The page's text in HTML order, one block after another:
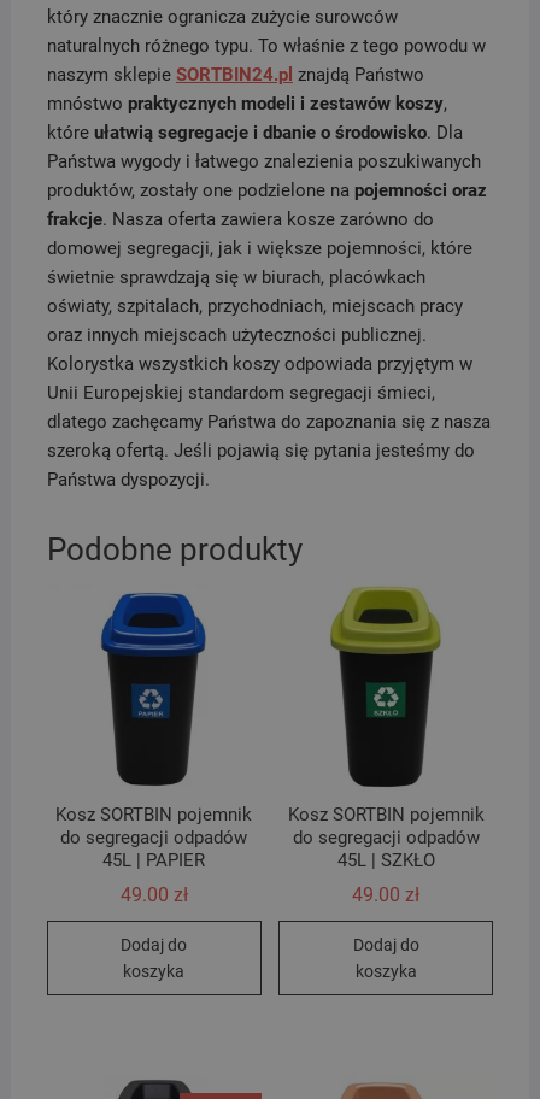
który znacznie ogranicza zużycie surowców
naturalnych różnego typu. To właśnie z tego powodu w
naszym sklepie SORTBIN24.pl znajdą Państwo
mnóstwo praktycznych modeli i zestawów koszy,
które ułatwią segregacje i dbanie o środowisko. Dla
Państwa wygody i łatwego znalezienia poszukiwanych
produktów, zostały one podzielone na pojemności oraz
frakcje. Nasza oferta zawiera kosze zarówno do
domowej segregacji, jak i większe pojemności, które
świetnie sprawdzają się w biurach, placówkach
oświaty, szpitalach, przychodniach, miejscach pracy
oraz innych miejscach użyteczności publicznej.
Kolorystka wszystkich koszy odpowiada przyjętym w
Unii Europejskiej standardom segregacji śmieci,
dlatego zachęcamy Państwa do zapoznania się z nasza
szeroką ofertą. Jeśli pojawią się pytania jesteśmy do
Państwa dyspozycji.
Podobne produkty
Kosz SORTBIN pojemnik
do segregacji odpadów
45L | PAPIER
49.00 zł
Dodaj do
koszyka
Kosz SORTBIN pojemnik
do segregacji odpadów
45L | SZKŁO
49.00zł
Dodaj do
koszyka